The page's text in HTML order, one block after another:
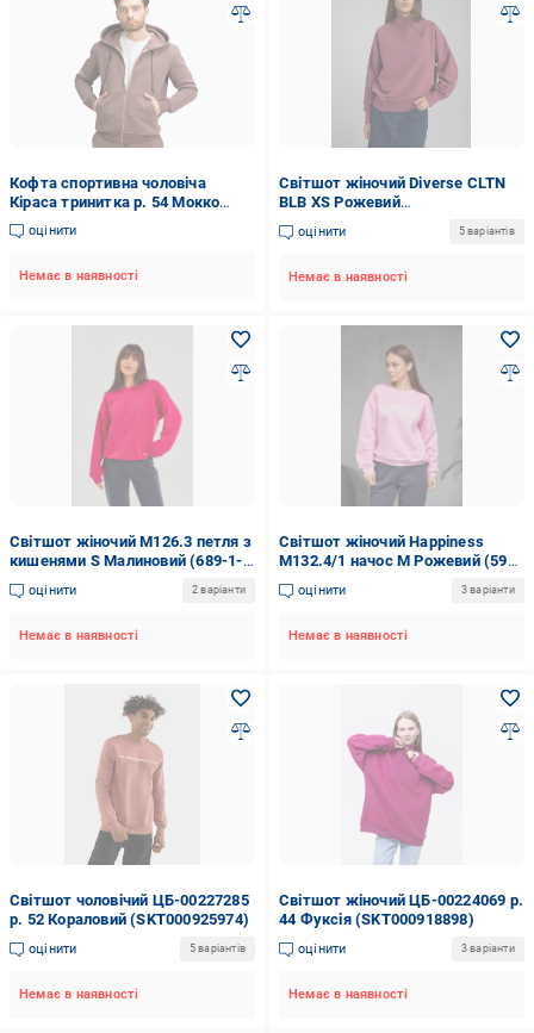
Кофта спортивна чоловіча
Кіраса тринитка р. 54 Мокко
(4403-54М)
оцінити
Немає в наявності
Світшот жіночий Diverse CLTN
BLB XS Рожевий
(5905384074584)
оцінити 5 варіантів
Немає в наявності
Світшот жіночий М126.3 петля з
кишенями S Малиновий (689-1-
60)
оцінити 2 варіанти
Немає в наявності
Світшот жіночий Happiness
М132.4/1 начос M Рожевий (594-
1-61)
оцінити 3 варіанти
Немає в наявності
Світшот чоловічий ЦБ-00227285
р. 52 Кораловий (SKT000925974)
оцінити 5 варіантів
Немає в наявності
Світшот жіночий ЦБ-00224069 р.
44 Фуксія (SKT000918898)
оцінити 3 варіанти
Немає в наявності